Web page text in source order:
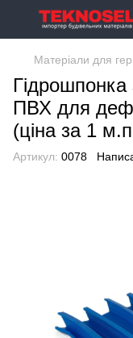
Матеріали для
ПВХ для
(ціна за 1
Артикул: 0078